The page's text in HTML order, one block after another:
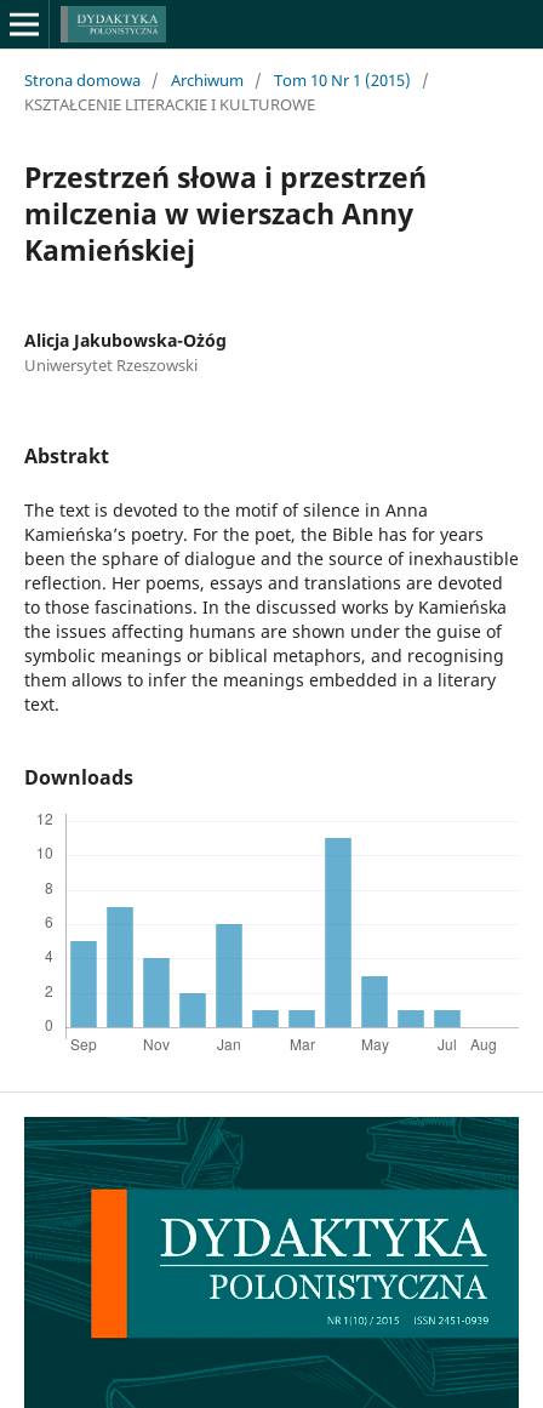
Strona domowa / Archiwum / Tom 10 Nr 1 (2015)
/
KSZTAŁCENIE LITERACKIE I KULTUROWE
Przestrzeń słowa i przestrzeń
milczenia w wierszach Anny
Kamieńskiej
Alicja Jakubowska-Ożóg
Uniwersytet Rzeszowski
Abstrakt
The text is devoted to the motif of silence in Anna
Kamieńska’s poetry. For the poet, the Bible has for years
been the sphare of dialogue and the source of inexhaustible
reflection. Her poems, essays and translations are devoted
to those fascinations. In the discussed works by Kamieńska
the issues affecting humans are shown under the guise of
symbolic meanings or biblical metaphors, and recognising
them allows to infer the meanings embedded in a literary
text.
Downloads